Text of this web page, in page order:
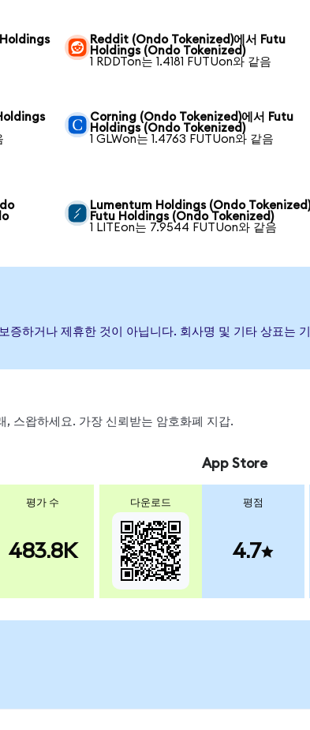
Reddit (Ondo Tokenized)에서 Futu
Holdings (Ondo Tokenized)
1 RDDTon는 1.4181 FUTUon와 같음
Corning (Ondo Tokenized)에서 Futu
Holdings (Ondo Tokenized)
1 GLWon는 1.4763 FUTUon와 같음
Lumentum Holdings (Ondo Tokenized)
Futu Holdings (Ondo Tokenized)
1 LITEon는 7.9544 FUTUon와 같음
증하거나 제휴한 것이 아닙니다. 회사명 및 기타 상표는
스왑하세요. 가장 신뢰받는 암호화폐 지갑.
평가 수
483.8K
다운로드
App Store
평점
4.7